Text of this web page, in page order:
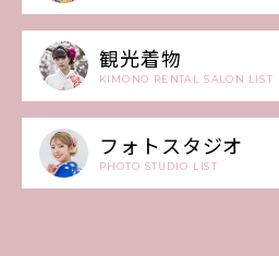
観光着物
KIMONO RENTAL SALON LIST
フォトスタジオ
PHOTO STUDIO LIST